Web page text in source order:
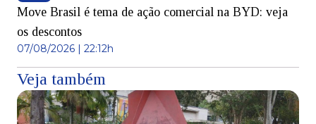
Move Brasil é tema de ação comercial na BYD: veja
os descontos
07/08/2026 | 22:12h
Veja também